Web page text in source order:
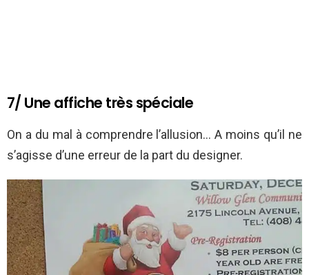
7/ Une affiche très spéciale
On a du mal à comprendre l’allusion… A moins qu’il ne
s’agisse d’une erreur de la part du designer.